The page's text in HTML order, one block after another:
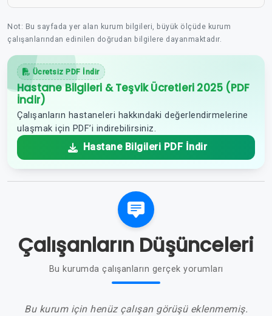
Not: Bu sayfada yer alan kurum bilgileri, büyük ölçüde kurum
çalışanlarından edinilen doğrudan bilgilere dayanmaktadır.
Ücretsiz PDF İndir
Hastane Bilgileri & Teşvik Ücretleri 2025 (PDF
İndir)
Çalışanların hastaneleri hakkındaki değerlendirmelerine
ulaşmak için PDF’i indirebilirsiniz.
Hastane Bilgileri PDF İndir
Çalışanların Düşünceleri
Bu kurumda çalışanların gerçek yorumları
Bu kurum için henüz çalışan görüşü eklenmemiş.